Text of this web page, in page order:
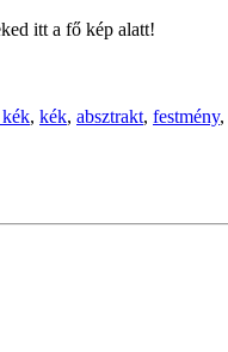
itt a fő kép alatt!
, kék, absztrakt, festmény,